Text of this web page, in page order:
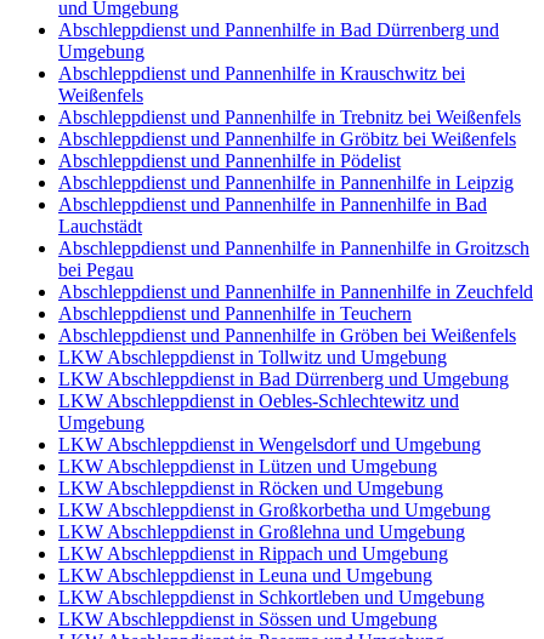
und Umgebung
Abschleppdienst und Pannenhilfe in Bad Dürrenberg und
Umgebung
Abschleppdienst und Pannenhilfe in Krauschwitz bei
Weißenfels
Abschleppdienst und Pannenhilfe in Trebnitz bei Weißenfels
Abschleppdienst und Pannenhilfe in Gröbitz bei Weißenfels
Abschleppdienst und Pannenhilfe in Pödelist
Abschleppdienst und Pannenhilfe in Pannenhilfe in Leipzig
Abschleppdienst und Pannenhilfe in Pannenhilfe in Bad
Lauchstädt
Abschleppdienst und Pannenhilfe in Pannenhilfe in Groitzsch
bei Pegau
Abschleppdienst und Pannenhilfe in Pannenhilfe in Zeuchfeld
Abschleppdienst und Pannenhilfe in Teuchern
Abschleppdienst und Pannenhilfe in Gröben bei Weißenfels
LKW Abschleppdienst in Tollwitz und Umgebung
LKW Abschleppdienst in Bad Dürrenberg und Umgebung
LKW Abschleppdienst in Oebles-Schlechtewitz und
Umgebung
LKW Abschleppdienst in Wengelsdorf und Umgebung
LKW Abschleppdienst in Lützen und Umgebung
LKW Abschleppdienst in Röcken und Umgebung
LKW Abschleppdienst in Großkorbetha und Umgebung
LKW Abschleppdienst in Großlehna und Umgebung
LKW Abschleppdienst in Rippach und Umgebung
LKW Abschleppdienst in Leuna und Umgebung
LKW Abschleppdienst in Schkortleben und Umgebung
LKW Abschleppdienst in Sössen und Umgebung